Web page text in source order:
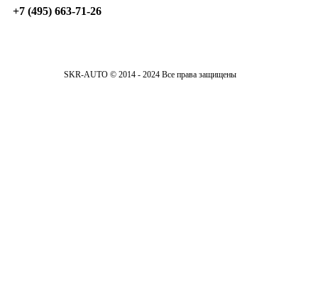
+7 (495) 663-71-26
SKR-AUTO © 2014 - 2024 Все права защищены